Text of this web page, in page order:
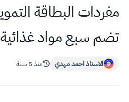
تضم سبع مواد غذائية
الاستاذ احمد مهدي منذ 5 سنة